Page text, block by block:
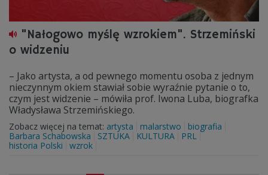
"Nałogowo myślę wzrokiem". Strzemiński
o widzeniu
– Jako artysta, a od pewnego momentu osoba z jednym
nieczynnym okiem stawiał sobie wyraźnie pytanie o to,
czym jest widzenie – mówiła prof. Iwona Luba, biografka
Władysława Strzemińskiego.
Zobacz więcej na temat: artysta malarstwo
biografia
Barbara Schabowska
SZTUKA KULTURA
PRL
historia Polski
wzrok